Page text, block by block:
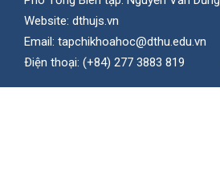
Website: dthujs.vn
Email: tapchikhoahoc@dthu.edu.vn
Ðiện thoại: (+84) 277 3883 819